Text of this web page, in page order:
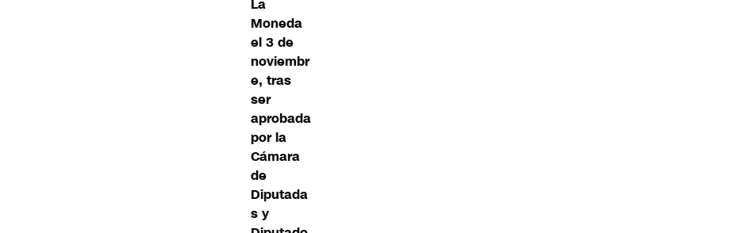
La
Moneda
el 3 de
noviembr
e, tras
ser
aprobada
por la
Cámara
de
Diputada
s y